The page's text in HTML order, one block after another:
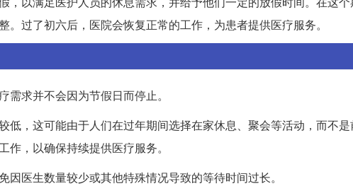
过了初六后，医院会恢复正常的工作，为患者提供医疗服务。
求并不会因为节假日而停止。
低，这可能由于人们在过年期间选择在家休息、聚会等活动，而不
，以确保持续提供医疗服务。
医生数量较少或其他特殊情况导致的等待时间过长。